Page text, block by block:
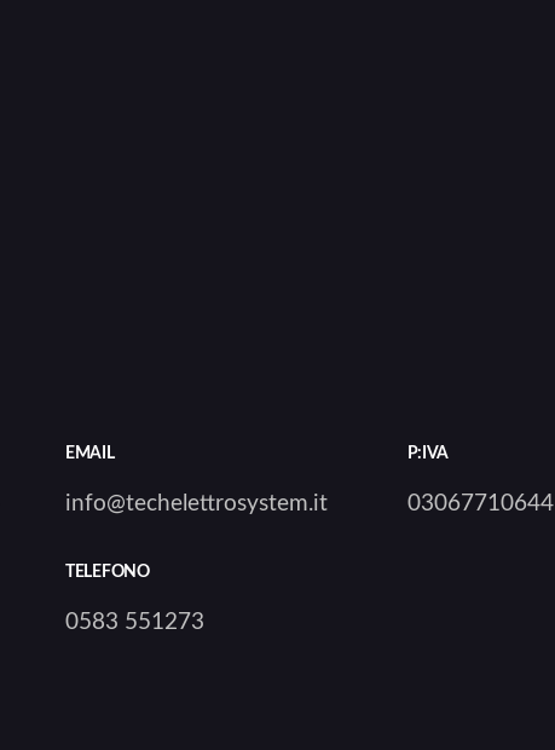
EMAIL
info@techelettrosystem.it
TELEFONO
0583 551273
P:IVA
03067710644